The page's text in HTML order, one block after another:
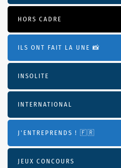
HORS CADRE
ILS ONT FAIT LA UNE 📸
INSOLITE
INTERNATIONAL
J'ENTREPRENDS ! 🇫🇷
JEUX CONCOURS